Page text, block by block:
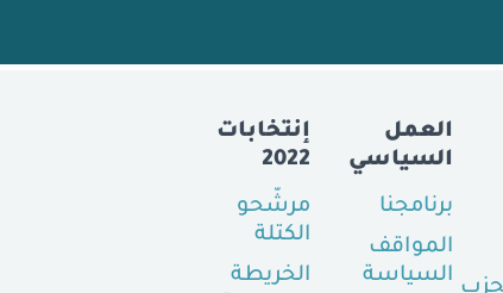
إنتخابات
2022
مرشّحو
الكتلة
الخريطة
العمل
السياسي
برنامجنا
المواقف
السياسة